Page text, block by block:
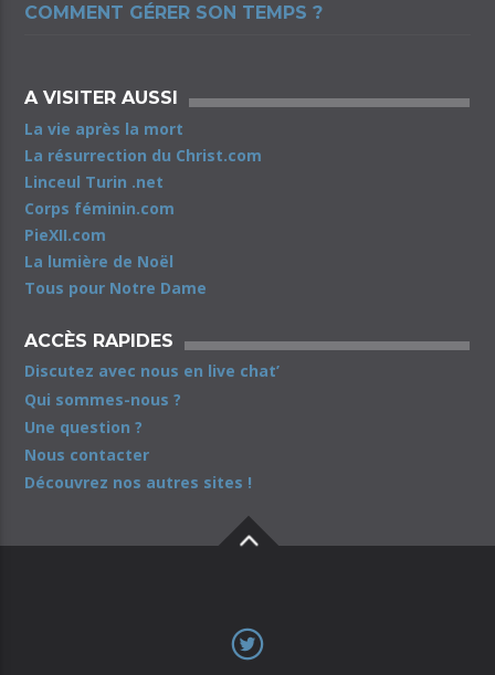
COMMENT GÉRER SON TEMPS ?
A VISITER AUSSI
La vie après la mort
La résurrection du Christ.com
Linceul Turin .net
Corps féminin.com
PieXII.com
La lumière de Noël
Tous pour Notre Dame
ACCÈS RAPIDES
Discutez avec nous en live chat’
Qui sommes-nous ?
Une question ?
Nous contacter
Découvrez nos autres sites !